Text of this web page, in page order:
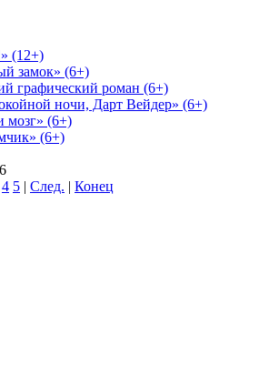
(12+)
замок» (6+)
графический роман (6+)
ночи, Дарт Вейдер» (6+)
мозг» (6+)
(6+)
4 5 | След. | Конец